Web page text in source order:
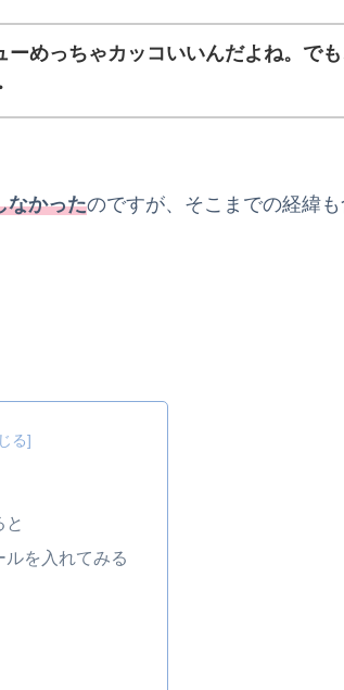
ーめっちゃカッコいいんだよね。で
なかったのですが、そこまでの経緯
と
を入れてみる